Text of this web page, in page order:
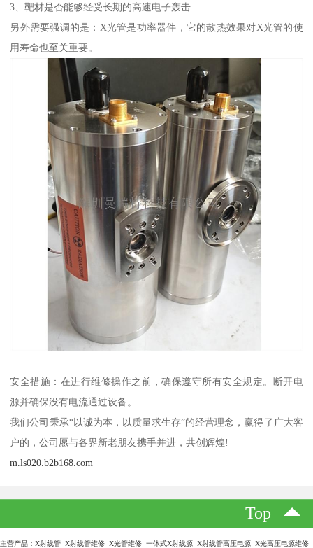
3、靶材是否能够经受长期的高速电子轰击
另外需要强调的是：X光管是功率器件，它的散热效果对X光管的使
用寿命也至关重要。
安全措施：在进行维修操作之前，确保遵守所有安全规定。断开电
源并确保没有电流通过设备。
我们公司秉承“以诚为本，以质量求生存”的经营理念，赢得了广大客
户的，公司愿与各界新老朋友携手并进，共创辉煌!
m.ls020.b2b168.com
Top
主营产品：X射线管 X射线管维修 X光管维修 一体式X射线源 X射线管高压电源 X光高压电源维修